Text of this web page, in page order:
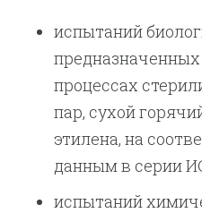
испытаний
процессах
пар, сухой
этилена, на
данным в серии
испытаний